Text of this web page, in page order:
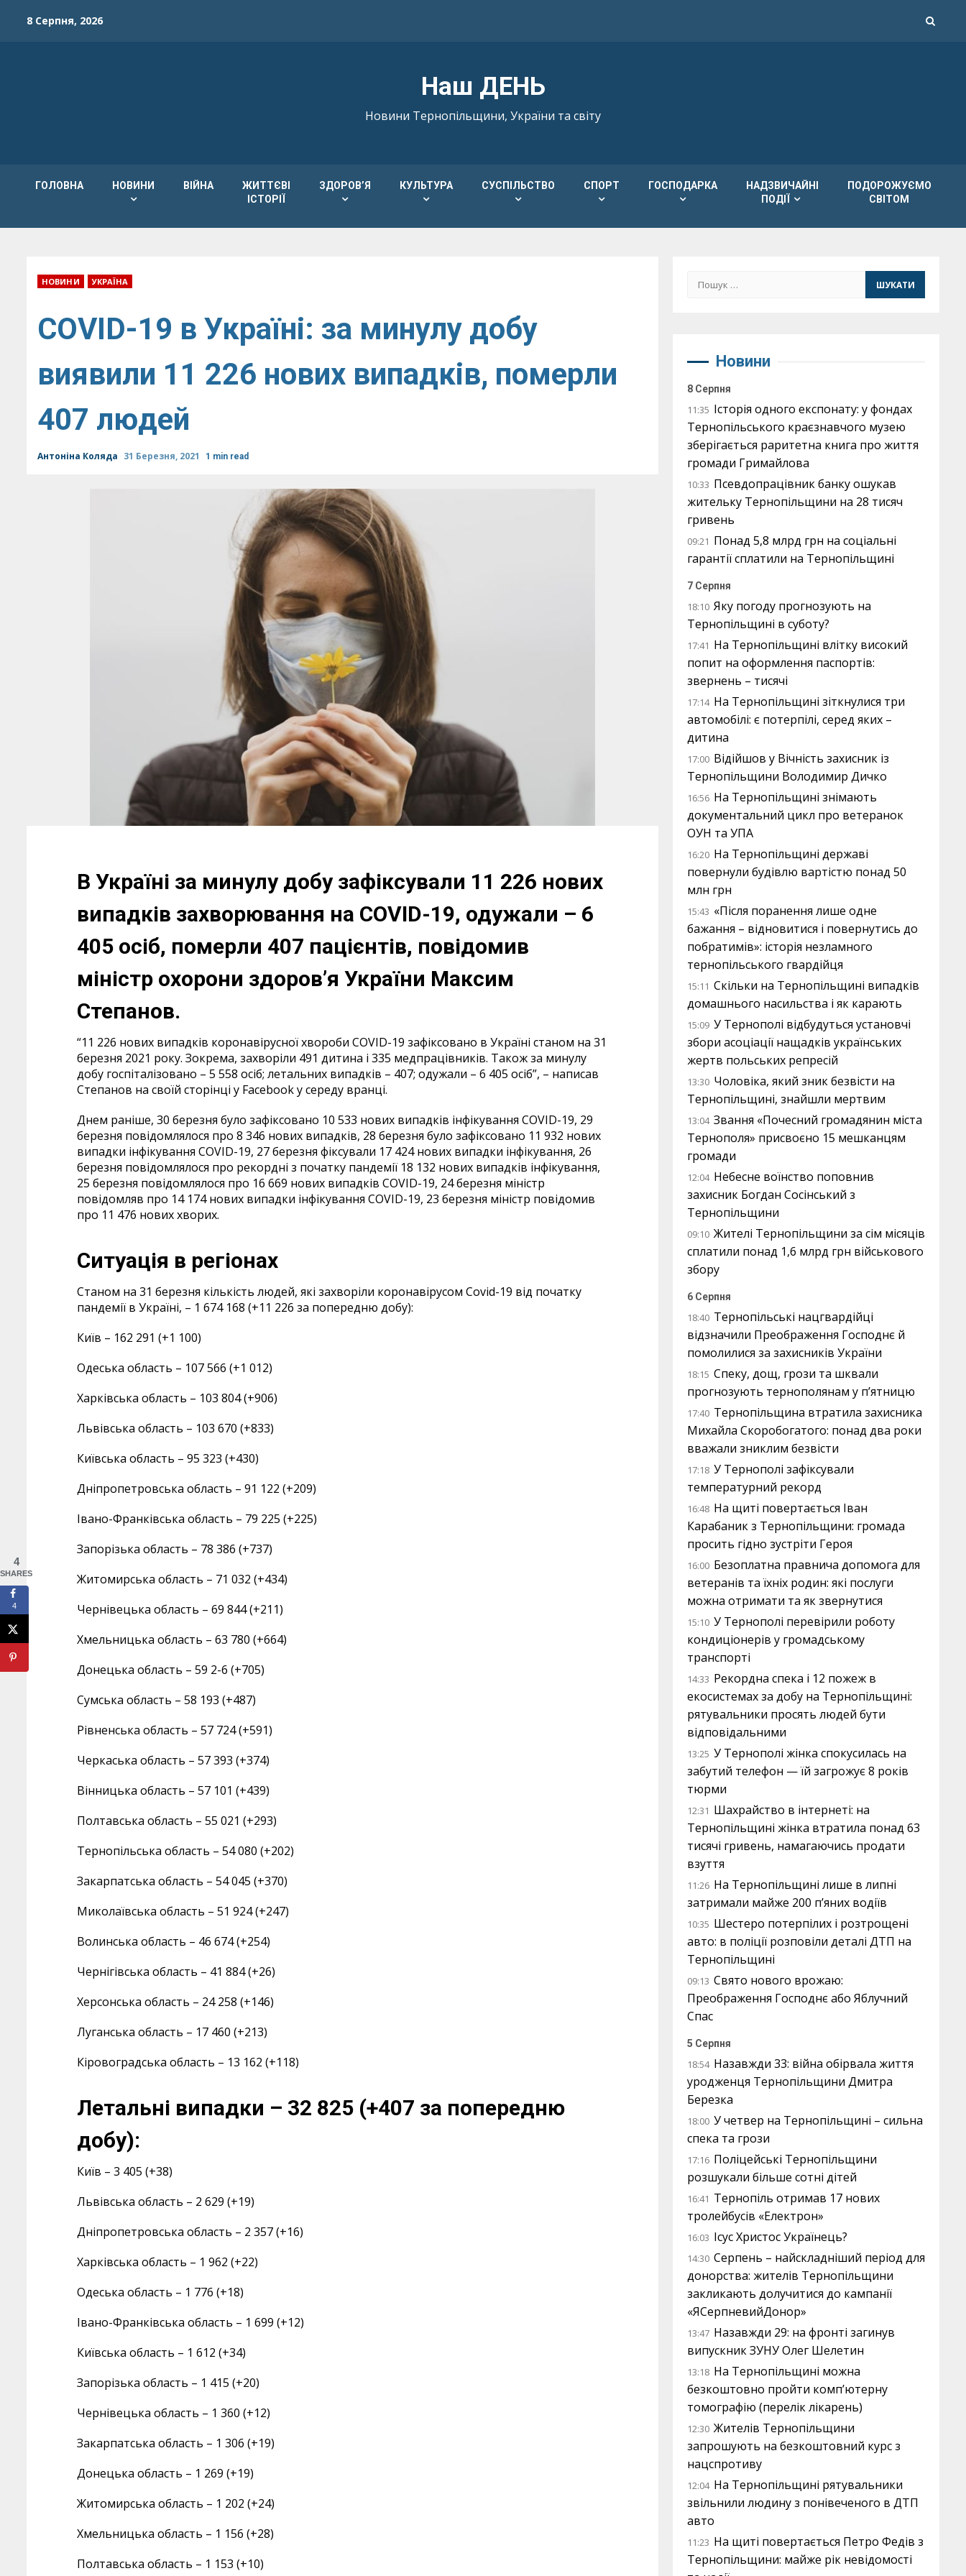
8 Серпня, 2026
Наш ДЕНЬ
Новини Тернопільщини, України та світу
ГОЛОВНА НОВИНИ ВІЙНА
ЖИТТЄВІ
ІСТОРІЇ
ЗДОРОВ’Я КУЛЬТУРА СУСПІЛЬСТВО СПОРТ ГОСПОДАРКА
НАДЗВИЧАЙНІ
ПОДІЇ
ПОДОРОЖУЄМО
СВІТОМ
НОВИНИ УКРАЇНА
COVID-19 в Україні: за минулу добу
виявили 11 226 нових випадків, померли
407 людей
Антоніна Коляда 31 Березня, 2021 1 min read
В Україні за минулу добу зафіксували 11 226 нових
випадків захворювання на COVID-19, одужали – 6
405 осіб, померли 407 пацієнтів, повідомив
міністр охорони здоров’я України Максим
Степанов.
“11 226 нових випадків коронавірусної хвороби COVID-19 зафіксовано в Україні станом на 31
березня 2021 року. Зокрема, захворіли 491 дитина і 335 медпрацівників. Також за минулу
добу госпіталізовано – 5 558 осіб; летальних випадків – 407; одужали – 6 405 осіб”, – написав
Степанов на своїй сторінці у Facebook у середу вранці.
Днем раніше, 30 березня було зафіксовано 10 533 нових випадків інфікування COVID-19, 29
березня повідомлялося про 8 346 нових випадків, 28 березня було зафіксовано 11 932 нових
випадки інфікування COVID-19, 27 березня фіксували 17 424 нових випадки інфікування, 26
березня повідомлялося про рекордні з початку пандемії 18 132 нових випадків інфікування,
25 березня повідомлялося про 16 669 нових випадків COVID-19, 24 березня міністр
повідомляв про 14 174 нових випадки інфікування COVID-19, 23 березня міністр повідомив
про 11 476 нових хворих.
Ситуація в регіонах
Станом на 31 березня кількість людей, які захворіли коронавірусом Covid-19 від початку
пандемії в Україні, – 1 674 168 (+11 226 за попередню добу):
Київ – 162 291 (+1 100)
Одеська область – 107 566 (+1 012)
Харківська область – 103 804 (+906)
Львівська область – 103 670 (+833)
Київська область – 95 323 (+430)
Дніпропетровська область – 91 122 (+209)
Івано-Франківська область – 79 225 (+225)
Запорізька область – 78 386 (+737)
Житомирська область – 71 032 (+434)
Чернівецька область – 69 844 (+211)
Хмельницька область – 63 780 (+664)
Донецька область – 59 2-6 (+705)
Сумська область – 58 193 (+487)
Рівненська область – 57 724 (+591)
Черкаська область – 57 393 (+374)
Вінницька область – 57 101 (+439)
Полтавська область – 55 021 (+293)
Тернопільська область – 54 080 (+202)
Закарпатська область – 54 045 (+370)
Миколаївська область – 51 924 (+247)
Волинська область – 46 674 (+254)
Чернігівська область – 41 884 (+26)
Херсонська область – 24 258 (+146)
Луганська область – 17 460 (+213)
Кіровоградська область – 13 162 (+118)
Летальні випадки – 32 825 (+407 за попередню
добу):
Київ – 3 405 (+38)
Львівська область – 2 629 (+19)
Дніпропетровська область – 2 357 (+16)
Харківська область – 1 962 (+22)
Одеська область – 1 776 (+18)
Івано-Франківська область – 1 699 (+12)
Київська область – 1 612 (+34)
Запорізька область – 1 415 (+20)
Чернівецька область – 1 360 (+12)
Закарпатська область – 1 306 (+19)
Донецька область – 1 269 (+19)
Житомирська область – 1 202 (+24)
Хмельницька область – 1 156 (+28)
Полтавська область – 1 153 (+10)
Пошук:
Новини
8 Серпня
11:35 Історія одного експонату: у фондах
Тернопільського краєзнавчого музею
зберігається раритетна книга про життя
громади Гримайлова
10:33 Псевдопрацівник банку ошукав
жительку Тернопільщини на 28 тисяч
гривень
09:21 Понад 5,8 млрд грн на соціальні
гарантії сплатили на Тернопільщині
7 Серпня
18:10 Яку погоду прогнозують на
Тернопільщині в суботу?
17:41 На Тернопільщині влітку високий
попит на оформлення паспортів:
звернень – тисячі
17:14 На Тернопільщині зіткнулися три
автомобілі: є потерпілі, серед яких –
дитина
17:00 Відійшов у Вічність захисник із
Тернопільщини Володимир Дичко
16:56 На Тернопільщині знімають
документальний цикл про ветеранок
ОУН та УПА
16:20 На Тернопільщині державі
повернули будівлю вартістю понад 50
млн грн
15:43 «Після поранення лише одне
бажання – відновитися і повернутись до
побратимів»: історія незламного
тернопільського гвардійця
15:11 Скільки на Тернопільщині випадків
домашнього насильства і як карають
15:09 У Тернополі відбудуться установчі
збори асоціації нащадків українських
жертв польських репресій
13:30 Чоловіка, який зник безвісти на
Тернопільщині, знайшли мертвим
13:04 Звання «Почесний громадянин міста
Тернополя» присвоєно 15 мешканцям
громади
12:04 Небесне воїнство поповнив
захисник Богдан Сосінський з
Тернопільщини
09:10 Жителі Тернопільщини за сім місяців
сплатили понад 1,6 млрд грн військового
збору
6 Серпня
18:40 Тернопільські нацгвардійці
відзначили Преображення Господнє й
помолилися за захисників України
18:15 Спеку, дощ, грози та шквали
прогнозують тернополянам у п’ятницю
17:40 Тернопільщина втратила захисника
Михайла Скоробогатого: понад два роки
вважали зниклим безвісти
17:18 У Тернополі зафіксували
температурний рекорд
16:48 На щиті повертається Іван
Карабаник з Тернопільщини: громада
просить гідно зустріти Героя
16:00 Безоплатна правнича допомога для
ветеранів та їхніх родин: які послуги
можна отримати та як звернутися
15:10 У Тернополі перевірили роботу
кондиціонерів у громадському
транспорті
14:33 Рекордна спека і 12 пожеж в
екосистемах за добу на Тернопільщині:
рятувальники просять людей бути
відповідальними
13:25 У Тернополі жінка спокусилась на
забутий телефон — їй загрожує 8 років
тюрми
12:31 Шахрайство в інтернеті: на
Тернопільщині жінка втратила понад 63
тисячі гривень, намагаючись продати
взуття
11:26 На Тернопільщині лише в липні
затримали майже 200 п’яних водіїв
10:35 Шестеро потерпілих і розтрощені
авто: в поліції розповіли деталі ДТП на
Тернопільщині
09:13 Свято нового врожаю:
Преображення Господнє або Яблучний
Спас
5 Серпня
18:54 Назавжди 33: війна обірвала життя
уродженця Тернопільщини Дмитра
Березка
18:00 У четвер на Тернопільщині – сильна
спека та грози
17:16 Поліцейські Тернопільщини
розшукали більше сотні дітей
16:41 Тернопіль отримав 17 нових
тролейбусів «Електрон»
16:03 Ісус Христос Українець?
14:30 Серпень – найскладніший період для
донорства: жителів Тернопільщини
закликають долучитися до кампанії
«ЯСерпневийДонор»
13:47 Назавжди 29: на фронті загинув
випускник ЗУНУ Олег Шелетин
13:18 На Тернопільщині можна
безкоштовно пройти комп’ютерну
томографію (перелік лікарень)
12:30 Жителів Тернопільщини
запрошують на безкоштовний курс з
нацспротиву
12:04 На Тернопільщині рятувальники
звільнили людину з понівеченого в ДТП
авто
11:23 На щиті повертається Петро Федів з
Тернопільщини: майже рік невідомості
4
SHARES
4